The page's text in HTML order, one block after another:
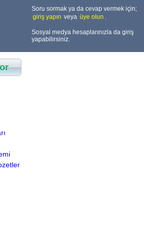
Soru sormak ya da cevap vermek için;
giriş yapın veya üye olun .
Sosyal medya hesaplarınızla da giriş
yapabilirsiniz.